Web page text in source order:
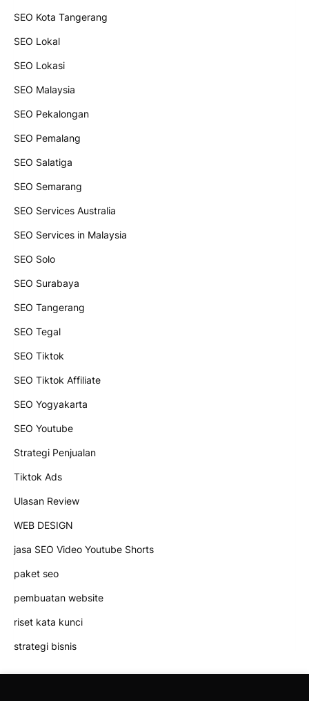
SEO Kota Tangerang
SEO Lokal
SEO Lokasi
SEO Malaysia
SEO Pekalongan
SEO Pemalang
SEO Salatiga
SEO Semarang
SEO Services Australia
SEO Services in Malaysia
SEO Solo
SEO Surabaya
SEO Tangerang
SEO Tegal
SEO Tiktok
SEO Tiktok Affiliate
SEO Yogyakarta
SEO Youtube
Strategi Penjualan
Tiktok Ads
Ulasan Review
WEB DESIGN
jasa SEO Video Youtube Shorts
paket seo
pembuatan website
riset kata kunci
strategi bisnis